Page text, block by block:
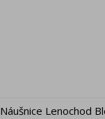
Náušnice Lenochod